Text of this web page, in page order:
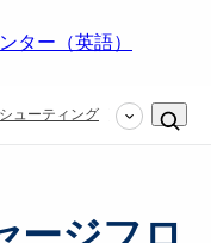
ター（英語）
ューティング 設定とデプ